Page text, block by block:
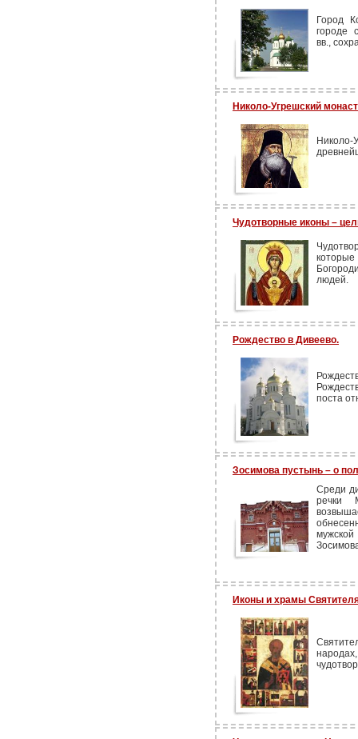
Город
городе
вв.,
Николо-Угрешский
Чудотворные иконы –
людей.
Рождество в Дивеево.
поста
Зосимова пустынь – о
Среди
речки
Иконы и храмы